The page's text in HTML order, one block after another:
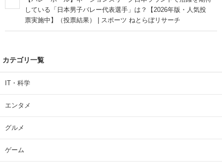
している「日本男子バレー代表選手」は？【2026年版・人気投
票実施中】（投票結果） | スポーツ ねとらぼリサーチ
カテゴリ一覧
IT・科学
エンタメ
グルメ
ゲーム